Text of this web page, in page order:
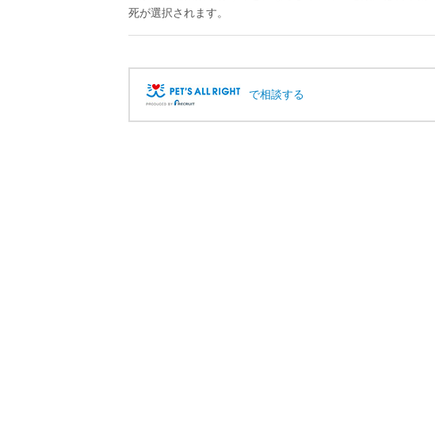
死が選択されます。
で相談する